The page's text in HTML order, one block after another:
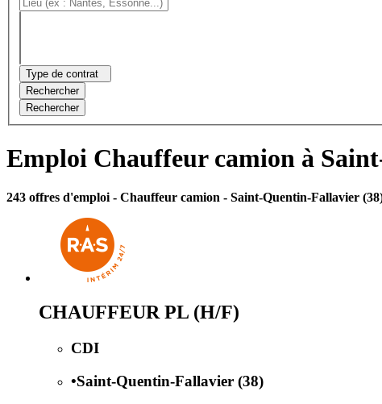
Type de contrat
Rechercher
Rechercher
Emploi Chauffeur camion à
243 offres d'emploi - Chauffeur camion - Saint-Quentin-Fallavier
CHAUFFEUR PL (H/F)
CDI
•Saint-Quentin-Fallavier (38)